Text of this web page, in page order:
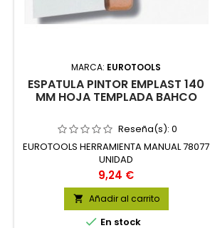
MARCA: EUROTOOLS
ESPATULA PINTOR EMPLAST 140
MM HOJA TEMPLADA BAHCO
Reseña(s): 0
EUROTOOLS HERRAMIENTA MANUAL 78077
UNIDAD
Precio
9,24 €
 Añadir al carrito
 En stock